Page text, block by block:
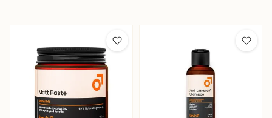
Reuzel
Taylor of Old Bond Street
Triumph & Disaster